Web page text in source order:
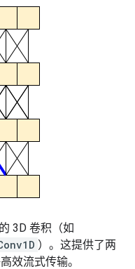
3D 卷积（如
）。这提供了两
效流式传输。